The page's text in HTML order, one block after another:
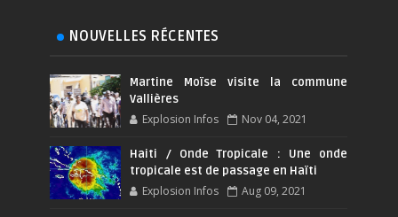
NOUVELLES RÉCENTES
Martine Moïse visite la commune
Vallières
Explosion Infos Nov 04, 2021
Haiti / Onde Tropicale : Une onde
tropicale est de passage en Haïti
Explosion Infos Aug 09, 2021